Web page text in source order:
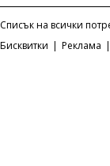
Списък на всички
Бисквитки | Реклама |